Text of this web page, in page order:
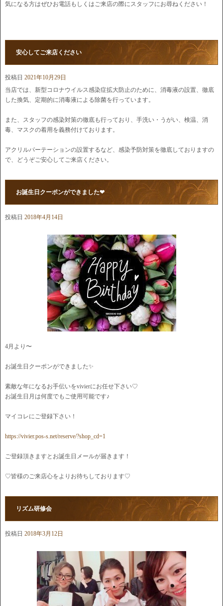
気になる方はぜひお電話もしくはご来店の際にスタッフにお尋ねください！
安心してご来店ください
投稿日 2021年10月29日
当店では、新型コロナウイルス感染症拡大防止のために、消毒液の設置、徹底
した換気、定期的に消毒液による除菌を行っています。
また、スタッフの感染対策の徹底も行っており、手洗い・うがい、検温、消
毒、マスクの着用を義務付けております。
アクリルパーテーションの設置するなど、感染予防対策を徹底しておりますの
で、どうぞご安心してご来店ください。
お誕生日クーポンができました❤
投稿日 2018年4月14日
4月より〜
お誕生日クーポンができました✨
素敵な年になるお手伝いをvivierにお任せ下さい♡
お誕生日月は何度でもご使用可能です♪
マイコレにご登録下さい！
https://vivier.pos-s.net/reserve/?shop_cd=1
ご登録頂きますとお誕生日メールが届きます！
♡皆様のご来店心をよりお待ちしております♡
リズム研修会
投稿日 2018年3月12日